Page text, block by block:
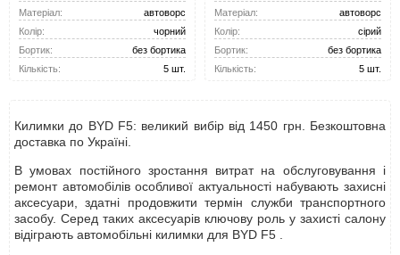
Матеріал:
автоворс
Колір:
чорний
Бортик:
без бортика
Кількість:
5 шт.
Матеріал:
автоворс
Колір:
сірий
Бортик:
без бортика
Кількість:
5 шт.
Килимки до BYD F5: великий вибір від 1450 грн. Безкоштовна
доставка по Україні.
В умовах постійного зростання витрат на обслуговування і
ремонт автомобілів особливої актуальності набувають захисні
аксесуари, здатні продовжити термін служби транспортного
засобу. Серед таких аксесуарів ключову роль у захисті салону
відіграють автомобільні килимки для BYD F5 .